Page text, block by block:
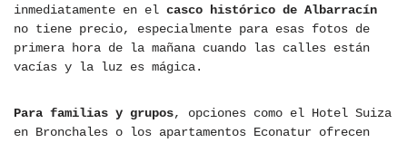
inmediatamente en el casco histórico de Albarracín
no tiene precio, especialmente para esas fotos de
primera hora de la mañana cuando las calles están
vacías y la luz es mágica.
Para familias y grupos, opciones como el Hotel Suiza
en Bronchales o los apartamentos Econatur ofrecen